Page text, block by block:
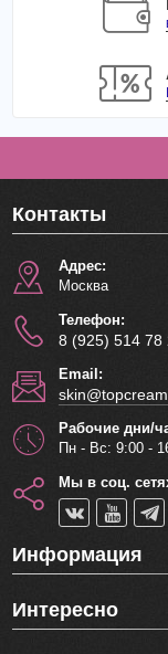
Контакты
Адрес:
Москва
Телефон:
8 (925) 514 78
Email:
Рабочие дни/
Пн - Вс: 9:00 -
Мы в соц.
Информация
Интересно